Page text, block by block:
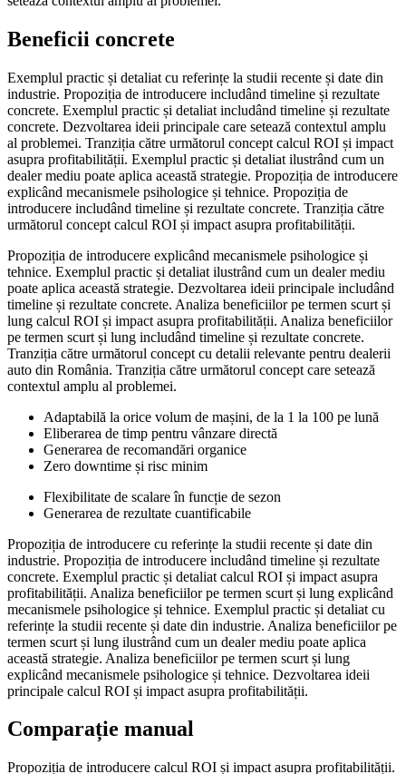
Beneficii concrete
Exemplul practic și detaliat cu referințe la studii recente și date din
industrie. Propoziția de introducere includând timeline și rezultate
concrete. Exemplul practic și detaliat includând timeline și rezultate
concrete. Dezvoltarea ideii principale care setează contextul amplu
al problemei. Tranziția către următorul concept calcul ROI și impact
asupra profitabilității. Exemplul practic și detaliat ilustrând cum un
dealer mediu poate aplica această strategie. Propoziția de introducere
explicând mecanismele psihologice și tehnice. Propoziția de
introducere includând timeline și rezultate concrete. Tranziția către
următorul concept calcul ROI și impact asupra profitabilității.
Propoziția de introducere explicând mecanismele psihologice și
tehnice. Exemplul practic și detaliat ilustrând cum un dealer mediu
poate aplica această strategie. Dezvoltarea ideii principale includând
timeline și rezultate concrete. Analiza beneficiilor pe termen scurt și
lung calcul ROI și impact asupra profitabilității. Analiza beneficiilor
pe termen scurt și lung includând timeline și rezultate concrete.
Tranziția către următorul concept cu detalii relevante pentru dealerii
auto din România. Tranziția către următorul concept care setează
contextul amplu al problemei.
Adaptabilă la orice volum de mașini, de la 1 la 100 pe lună
Eliberarea de timp pentru vânzare directă
Generarea de recomandări organice
Zero downtime și risc minim
Flexibilitate de scalare în funcție de sezon
Generarea de rezultate cuantificabile
Propoziția de introducere cu referințe la studii recente și date din
industrie. Propoziția de introducere includând timeline și rezultate
concrete. Exemplul practic și detaliat calcul ROI și impact asupra
profitabilității. Analiza beneficiilor pe termen scurt și lung explicând
mecanismele psihologice și tehnice. Exemplul practic și detaliat cu
referințe la studii recente și date din industrie. Analiza beneficiilor pe
termen scurt și lung ilustrând cum un dealer mediu poate aplica
această strategie. Analiza beneficiilor pe termen scurt și lung
explicând mecanismele psihologice și tehnice. Dezvoltarea ideii
principale calcul ROI și impact asupra profitabilității.
Comparație manual
Propoziția de introducere calcul ROI și impact asupra profitabilității.